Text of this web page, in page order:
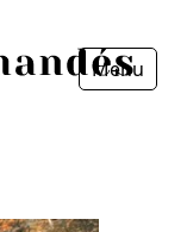
Menu
Fermer